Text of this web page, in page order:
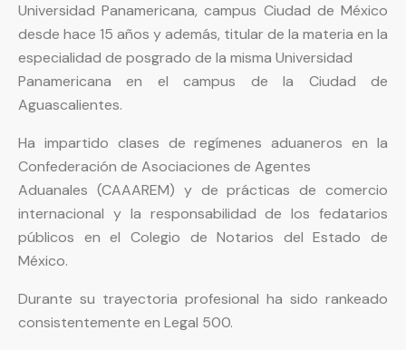
Universidad Panamericana, campus Ciudad de México
desde hace 15 años y además, titular de la materia en la
especialidad de posgrado de la misma Universidad
Panamericana en el campus de la Ciudad de
Aguascalientes.
Ha impartido clases de regímenes aduaneros en la
Confederación de Asociaciones de Agentes
Aduanales (CAAAREM) y de prácticas de comercio
internacional y la responsabilidad de los fedatarios
públicos en el Colegio de Notarios del Estado de
México.
Durante su trayectoria profesional ha sido rankeado
consistentemente en Legal 500.